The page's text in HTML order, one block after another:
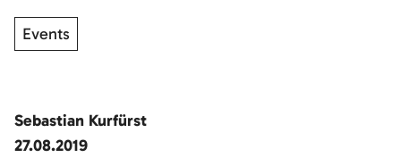
Events
Sebastian Kurfürst
27.08.2019